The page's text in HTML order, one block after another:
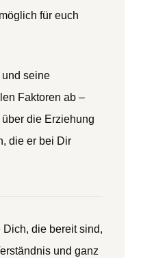
für euch
seine
Faktoren ab –
die Erziehung
die er bei Dir
die bereit sind,
und ganz